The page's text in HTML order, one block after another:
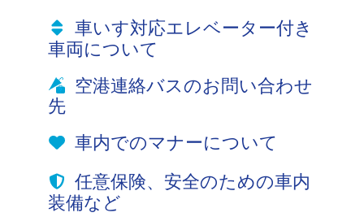
車いす対応エレベーター付き
車両について
空港連絡バスのお問い合わせ
先
車内でのマナーについて
任意保険、安全のための車内
装備など